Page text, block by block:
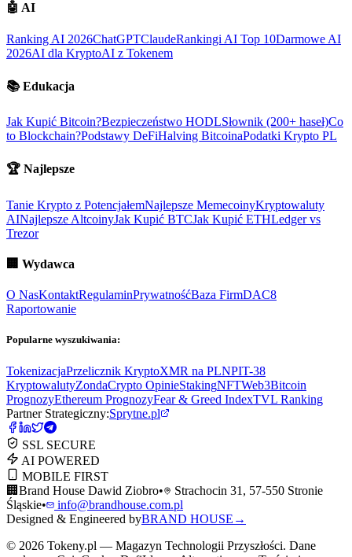
🤖 AI
Ranking AI 2026ChatGPTClaudeRankingi AI Top 10Darmowe AI
2026AI dla KryptoAI z Tokenem
📚 Edukacja
Jak Kupić Bitcoin?Bezpieczeństwo HODLSłownik (200+ haseł)Co
to Blockchain?Podstawy DeFiHalving BitcoinaPodatki Krypto PL
🏆 Najlepsze
Tanie Krypto z PotencjałemNajlepsze MemecoinyKryptowaluty
AINajlepsze AltcoinyJak Kupić BTCJak Kupić ETHLedger vs
Trezor
🏢 Wydawca
O NasKontaktRegulaminPrywatnośćBaza FirmDAC8
Raportowanie
Popularne wyszukiwania:
TokenizacjaPrzelicznik KryptoXMR na PLNPIT-38
KryptowalutyZondaCrypto OpinieStakingNFTWeb3Bitcoin
PrognozyEthereum PrognozyFear & Greed IndexTVL Ranking
Partner Strategiczny:Sprytne.pl
SSL SECURE
AI POWERED
MOBILE FIRST
🏢 Brand House Dawid Ziobro•
Strachocin 31, 57-550 Stronie
Śląskie•
info@brandhouse.com.pl
Designed & Engineered byBRAND HOUSE →
© 2026 Tokeny.pl — Magazyn Technologii Przyszłości. Dane